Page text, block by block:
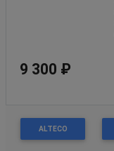
9 300 ₽
ALTECO